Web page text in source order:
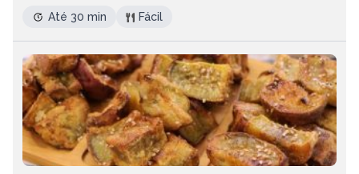
Até 30 min Fácil